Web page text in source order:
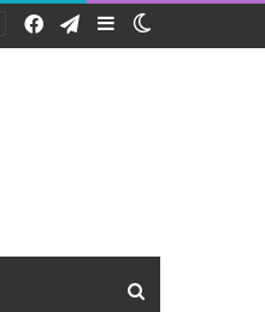
Sidebar
Telegram
Facebook